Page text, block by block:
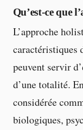
Qu’est-ce que
L’approche
caractéristiques
peuvent servir
d’une totalité.
considérée
biologiques,